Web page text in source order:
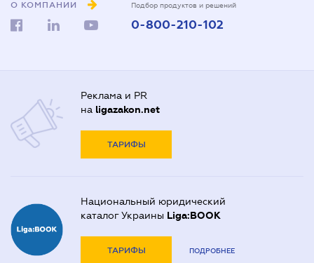
О КОМПАНИИ Подбор продуктов и решений
0-800-210-102
Реклама и PR
на ligazakon.net
ТАРИФЫ
Национальный юридический
каталог Украины Liga:BOOK
ТАРИФЫ ПОДРОБНЕЕ